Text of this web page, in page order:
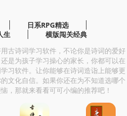
日系RPG精选
生
横版闯关经典
古诗词学习软件，不论你是诗词的爱好
是为孩子学习操心的家长，你都可以在
习软件。让你能够在诗词造诣上能够更
文化自信。如果你还在为不知道选哪个
，那就来看看可可小编的推荐吧！